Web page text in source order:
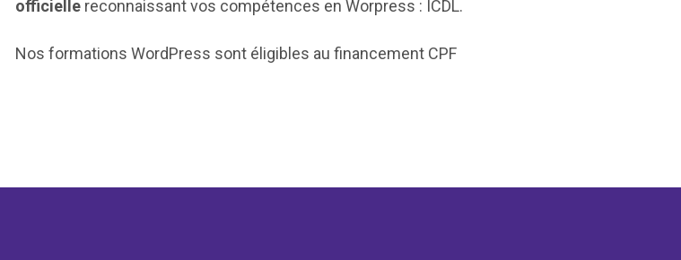
officielle reconnaissant vos compétences en Worpress : ICDL.
Nos formations WordPress sont éligibles au financement CPF